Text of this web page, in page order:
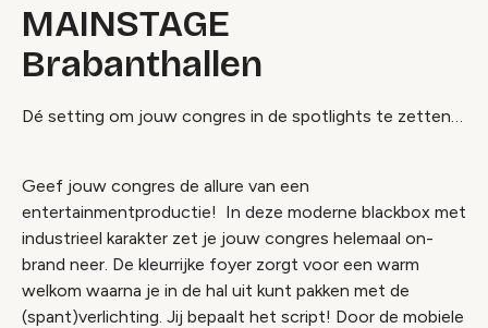
MAINSTAGE
Brabanthallen
Dé setting om jouw congres in de spotlights te zetten…
Geef jouw congres de allure van een
entertainmentproductie! In deze moderne blackbox met
industrieel karakter zet je jouw congres helemaal on-
brand neer. De kleurrijke foyer zorgt voor een warm
welkom waarna je in de hal uit kunt pakken met de
(spant)verlichting. Jij bepaalt het script! Door de mobiele